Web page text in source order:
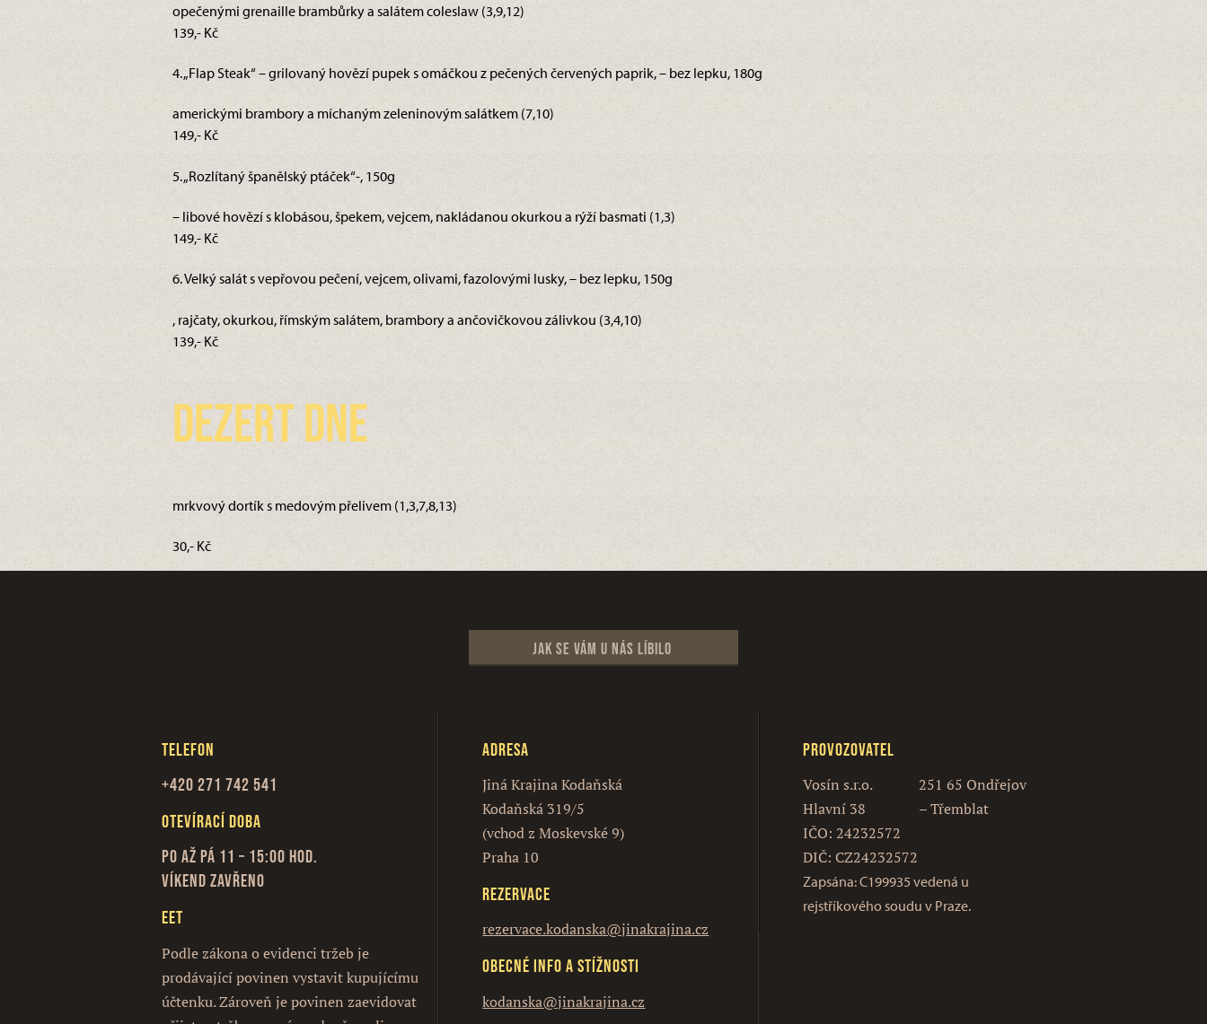
opečenými grenaille brambůrky a salátem coleslaw (3,9,12)
139,- Kč
4. „Flap Steak“ – grilovaný hovězí pupek s omáčkou z pečených červených paprik, – bez lepku, 180g
americkými brambory a míchaným zeleninovým salátkem (7,10)
149,- Kč
5. „Rozlítaný španělský ptáček“-, 150g
– libové hovězí s klobásou, špekem, vejcem, nakládanou okurkou a rýží basmati (1,3)
149,- Kč
6. Velký salát s vepřovou pečení, vejcem, olivami, fazolovými lusky, – bez lepku, 150g
, rajčaty, okurkou, římským salátem, brambory a ančovičkovou zálivkou (3,4,10)
139,- Kč
Dezert dne
mrkvový dortík s medovým přelivem (1,3,7,8,13)
30,- Kč
Jak se vám u nás líbilo
Telefon
+420 271 742 541
Otevírací doba
Po až Pá 11 – 15:00 hod.
Víkend zavřeno
EET
Podle zákona o evidenci tržeb je
prodávající povinen vystavit kupujícímu
účtenku. Zároveň je povinen zaevidovat
Adresa
Jiná Krajina Kodaňská
Kodaňská 319/5
(vchod z Moskevské 9)
Praha 10
Rezervace
rezervace.kodanska@jinakrajina.cz
Obecné info a stížnosti
kodanska@jinakrajina.cz
Provozovatel
Vosín s.r.o.
Hlavní 38
251 65 Ondřejov
– Třemblat
IČO: 24232572
DIČ: CZ24232572
Zapsána: C199935 vedená u
rejstříkového soudu v Praze.